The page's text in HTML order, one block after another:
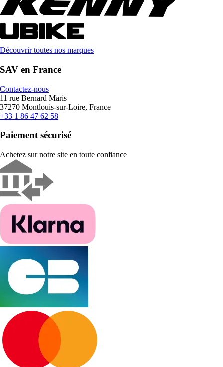
Découvrir toutes nos marques
SAV en France
Contactez-nous
11 rue Bernard Maris
37270 Montlouis-sur-Loire, France
+33 1 86 47 62 58
Paiement sécurisé
Achetez sur notre site en toute confiance